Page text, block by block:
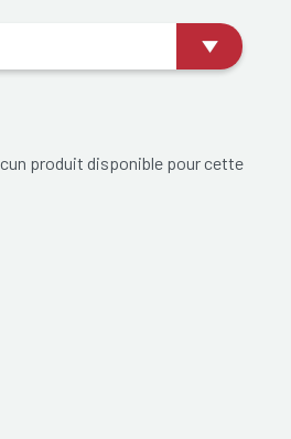
produit disponible pour cette